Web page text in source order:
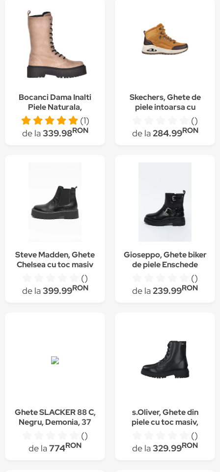
Bocanci Dama Inalti
Piele Naturala,
Cappuccino(1)
de la339.98RON
Skechers, Ghete de
piele intoarsa cu
insertii din material
textil si piele ecologica
Uno Rugged-Winter
()
de la284.99RON
Steve Madden, Ghete
Chelsea cu toc masiv
()
de la399.99RON
Gioseppo, Ghete biker
de piele Enschede
()
de la239.99RON
Ghete SLACKER 88 C,
Negru, Demonia, 37
()
de la774RON
s.Oliver, Ghete din
piele cu toc masiv,
()
de la329.99RON